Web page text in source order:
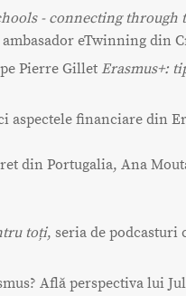
- connecting through
eTwinning din
Pierre Gillet Erasmus+:
aspectele financiare din
din Portugalia, Ana
toți, seria de podcasturi
Află perspectiva lui